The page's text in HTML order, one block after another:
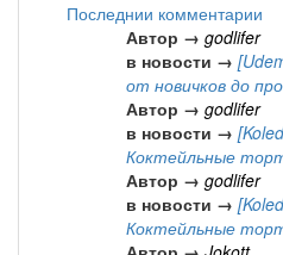
Последнии комментарии
Автор → godlifer
в новости →
от новичков до
Автор → godlifer
в новости →
Коктейльные
Автор → godlifer
в новости →
Коктейльные